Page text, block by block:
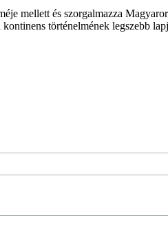
mellett és szorgalmazza
történelmének legszebb